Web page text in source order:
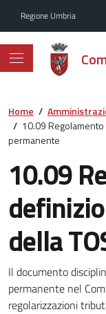
Regione Umbria
Home /
/ 10.09
permanente
10.09
della
Dettagli
Il documento
permanente nel
regolarizzazioni